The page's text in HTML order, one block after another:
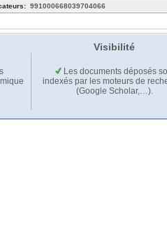
991000668039704066
Visibilité
Les documents déposés
indexés par les moteurs de
(Google Scholar,…).